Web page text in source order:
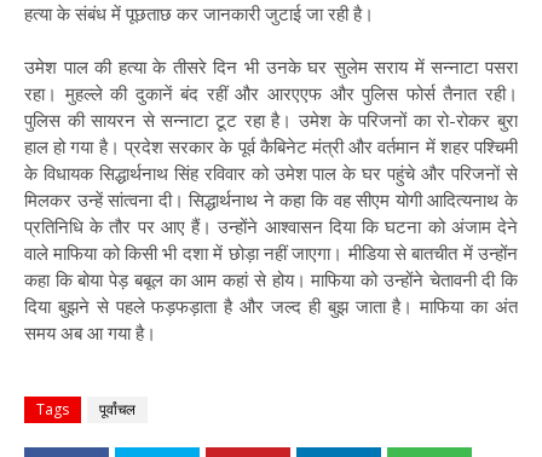
हत्या के संबंध में पूछताछ कर जानकारी जुटाई जा रही है।
उमेश पाल की हत्या के तीसरे दिन भी उनके घर सुलेम सराय में सन्नाटा पसरा
रहा। मुहल्ले की दुकानें बंद रहीं और आरएएफ और पुलिस फोर्स तैनात रही।
पुलिस की सायरन से सन्नाटा टूट रहा है। उमेश के परिजनों का रो-रोकर बुरा
हाल हो गया है। प्रदेश सरकार के पूर्व कैबिनेट मंत्री और वर्तमान में शहर पश्चिमी
के विधायक सिद्धार्थनाथ सिंह रविवार को उमेश पाल के घर पहुंचे और परिजनों से
मिलकर उन्हें सांत्वना दी। सिद्धार्थनाथ ने कहा कि वह सीएम योगी आदित्यनाथ के
प्रतिनिधि के तौर पर आए हैं। उन्होंने आश्वासन दिया कि घटना को अंजाम देने
वाले माफिया को किसी भी दशा में छोड़ा नहीं जाएगा। मीडिया से बातचीत में उन्होंन
कहा कि बोया पेड़ बबूल का आम कहां से होय। माफिया को उन्होंने चेतावनी दी कि
दिया बुझने से पहले फड़फड़ाता है और जल्द ही बुझ जाता है। माफिया का अंत
समय अब आ गया है।
Tags पूर्वांचल